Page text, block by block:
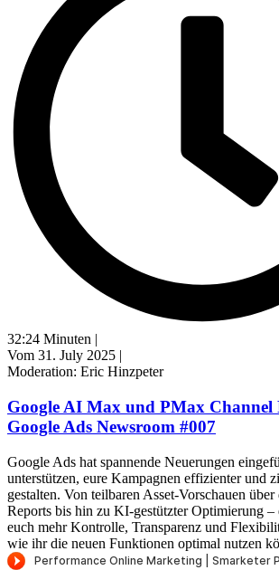
32:24 Minuten |
Vom 31. July 2025 |
Moderation: Eric Hinzpeter
Google AI Max und PMax Channel
Google Ads Newsroom #007
Google Ads hat spannende Neuerungen
unterstützen, eure Kampagnen effizienter und
gestalten. Von teilbaren Asset-Vorschauen
Reports bis hin zu KI-gestützter Optimierung –
euch mehr Kontrolle, Transparenz und
wie ihr die neuen Funktionen optimal nutzen